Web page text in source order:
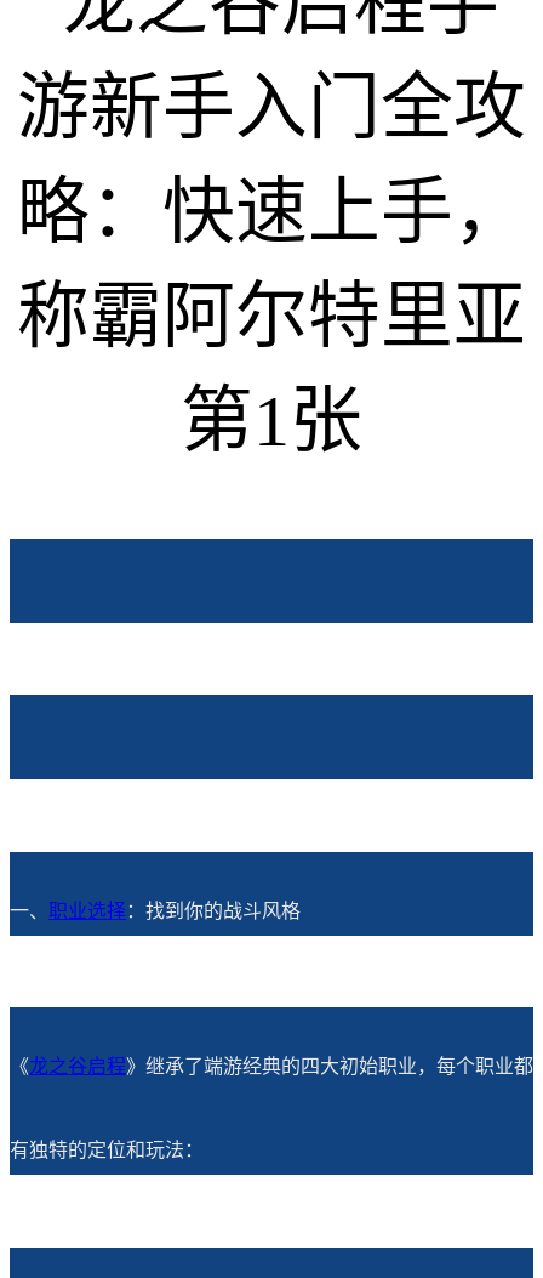
一、 职业选择：找到你的战斗风格
《龙之谷启程》继承了端游经典的四大初始职业，每个职业都
有独特的定位和玩法：